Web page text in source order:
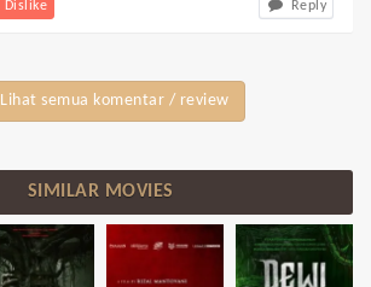
Dislike Reply
Lihat semua komentar / review
SIMILAR MOVIES